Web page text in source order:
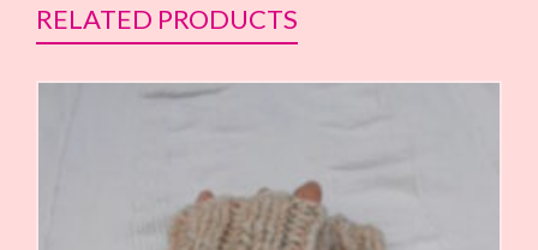
RELATED PRODUCTS